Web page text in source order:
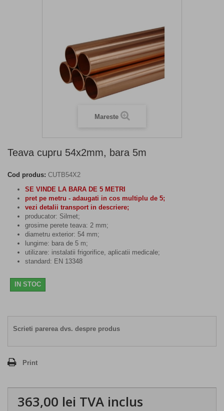
Mareste
Teava cupru 54x2mm, bara 5m
Cod produs: CUTB54X2
SE VINDE LA BARA DE 5 METRI
pret pe metru - adaugati in cos multiplu de 5;
vezi detalii transport in descriere;
producator: Silmet;
grosime perete teava: 2 mm;
diametru exterior: 54 mm;
lungime: bara de 5 m;
utilizare: instalatii frigorifice, aplicatii medicale;
standard: EN 13348
IN STOC
Scrieti parerea dvs. despre produs
Print
363,00 lei TVA inclus